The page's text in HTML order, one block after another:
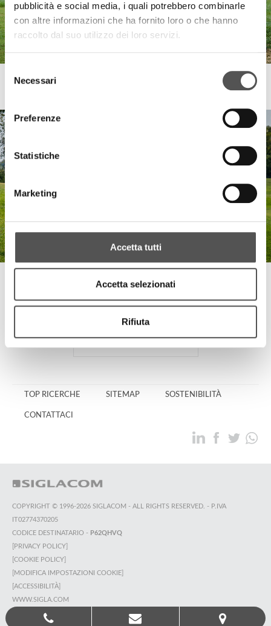
pubblicità e social media, i quali potrebbero combinarle
con altre informazioni che ha fornito loro o che hanno
raccolto dal suo utilizzo dei loro servizi.
delNecessari
Preferenze
Statistiche
Marketing
Accetta tutti
Accetta selezionati
Rifiuta
3° Trofeo Golf Le Prandine
TOP RICERCHE SITEMAP SOSTENIBILITÀ
CONTATTACI
COPYRIGHT © 1996-2026 SIGLACOM - ALL RIGHTS RESERVED. - P.IVA
IT02774370205
CODICE DESTINATARIO - P62QHVQ
[PRIVACY POLICY]
[COOKIE POLICY]
[MODIFICA IMPOSTAZIONI COOKIE]
[ACCESSIBILITÀ]
WWW.SIGLA.COM